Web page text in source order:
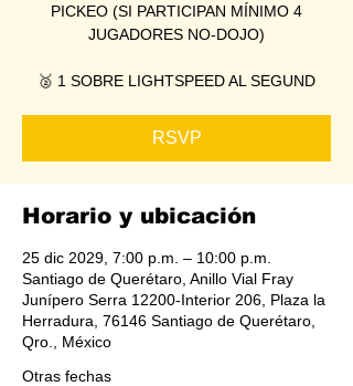
PICKEO (SI PARTICIPAN MÍNIMO 4
JUGADORES NO-DOJO)
🥈 1 SOBRE LIGHTSPEED AL SEGUND
RSVP
Horario y ubicación
25 dic 2029, 7:00 p.m. – 10:00 p.m.
Santiago de Querétaro, Anillo Vial Fray
Junípero Serra 12200-Interior 206, Plaza la
Herradura, 76146 Santiago de Querétaro,
Qro., México
Otras fechas